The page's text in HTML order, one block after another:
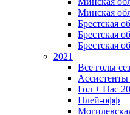
Минская
Брестская
Брестская
Брестская
2021
Все голы
Ассистенты
Гол + Пас
Плей-офф